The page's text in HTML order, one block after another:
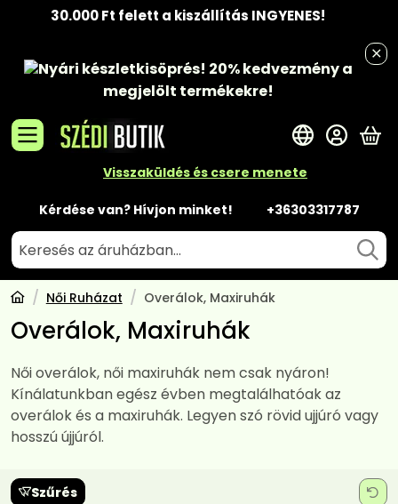
30.000 Ft felett a kiszállítás INGYENES!
Nyári készletkisöprés! 20% kedvezménya
megjelölt termékekre!
Visszaküldés és csere menete
Kérdése van? Hívjon minket! +36303317787
A
Női Ruházat Overálok, Maxiruhák
Overálok, Maxiruhák
Női overálok, női maxiruhák nem csak nyáron!
Kínálatunkban egész évben megtalálhatóak az
overálok és a maxiruhák. Legyen szó rövid ujjúró vagy
hosszú újjúról.
Szűrés